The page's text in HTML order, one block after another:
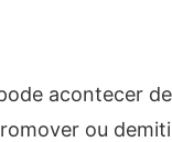
acontecer
ou